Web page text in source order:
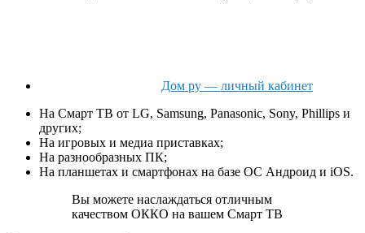
Дом ру — личный кабинет
На Смарт ТВ от LG, Samsung, Panasonic, Sony, Phillips и
других;
На игровых и медиа приставках;
На разнообразных ПК;
На планшетах и смартфонах на базе ОС Андроид и iOS.
Вы можете наслаждаться отличным
качеством ОККО на вашем Смарт ТВ